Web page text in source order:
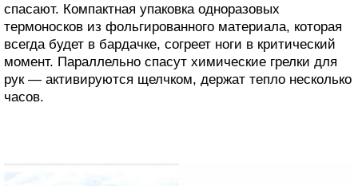
спасают. Компактная упаковка одноразовых
термоносков из фольгированного материала, которая
всегда будет в бардачке, согреет ноги в критический
момент. Параллельно спасут химические грелки для
рук — активируются щелчком, держат тепло несколько
часов.